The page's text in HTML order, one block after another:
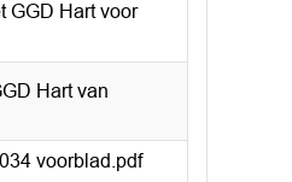
GGD Hart voor
Hart van
voorblad.pdf